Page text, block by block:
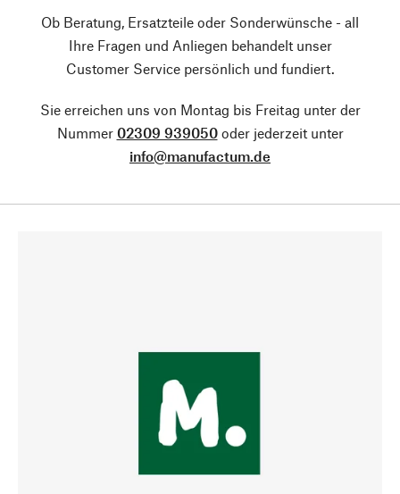
Ob Beratung, Ersatzteile oder Sonderwünsche - all
Ihre Fragen und Anliegen behandelt unser
Customer Service persönlich und fundiert.
Sie erreichen uns von Montag bis Freitag unter der
Nummer 02309 939050oder jederzeit unter
info@manufactum.de